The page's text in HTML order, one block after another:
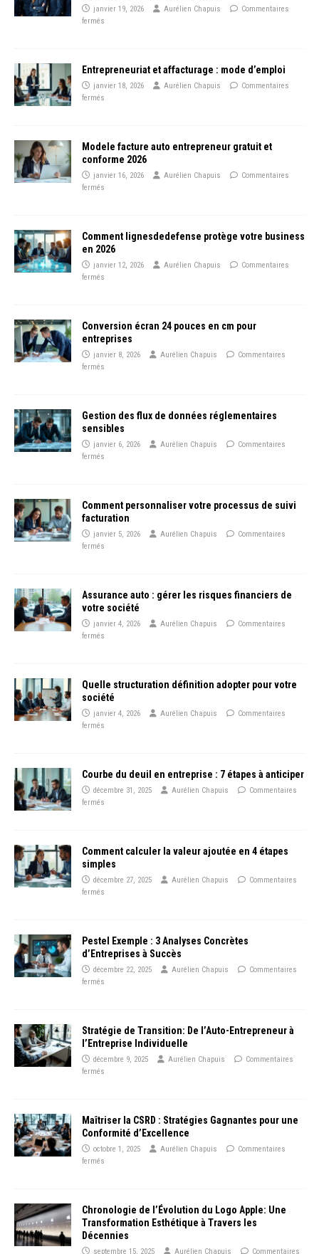
janvier 19, 2026 Aurélien Chapuis
Commentaires
fermés
Entrepreneuriat et affacturage : mode d’emploi
janvier 18, 2026 Aurélien Chapuis
Commentaires
fermés
Modele facture auto entrepreneur gratuit et
conforme 2026
janvier 16, 2026 Aurélien Chapuis
Commentaires
fermés
Comment lignesdedefense protège votre business
en 2026
janvier 12, 2026 Aurélien Chapuis
Commentaires
fermés
Conversion écran 24 pouces en cm pour
entreprises
janvier 8, 2026 Aurélien Chapuis
Commentaires
fermés
Gestion des flux de données réglementaires
sensibles
janvier 6, 2026 Aurélien Chapuis
Commentaires
fermés
Comment personnaliser votre processus de suivi
facturation
janvier 5, 2026 Aurélien Chapuis
Commentaires
fermés
Assurance auto : gérer les risques financiers de
votre société
janvier 4, 2026 Aurélien Chapuis
Commentaires
fermés
Quelle structuration définition adopter pour votre
société
janvier 4, 2026 Aurélien Chapuis
Commentaires
fermés
Courbe du deuil en entreprise : 7 étapes à anticiper
décembre 31, 2025 Aurélien Chapuis
Commentaires
fermés
Comment calculer la valeur ajoutée en 4 étapes
simples
décembre 27, 2025 Aurélien Chapuis
Commentaires
fermés
Pestel Exemple : 3 Analyses Concrètes
d’Entreprises à Succès
décembre 22, 2025 Aurélien Chapuis
Commentaires
fermés
Stratégie de Transition: De l’Auto-Entrepreneur à
l’Entreprise Individuelle
décembre 9, 2025 Aurélien Chapuis
Commentaires
fermés
Maîtriser la CSRD : Stratégies Gagnantes pour une
Conformité d’Excellence
octobre 1, 2025 Aurélien Chapuis
Commentaires
fermés
Chronologie de l’Évolution du Logo Apple: Une
Transformation Esthétique à Travers les
Décennies
septembre 15, 2025 Aurélien Chapuis Commentaires